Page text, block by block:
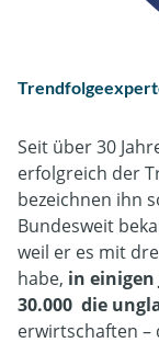
Seit über 30
erfolgreich der
bezeichnen ihn
Bundesweit
weil er es mit
habe, in
30.000 die
erwirtschaften –